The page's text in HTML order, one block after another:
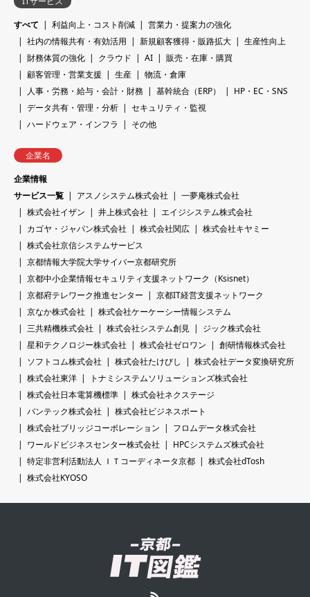
すべて
利益向上・コスト削減
営業力・提案力の強化
社内の情報共有・有効活用
新規顧客獲得・販路拡大
生産性向上
財務体質の強化
クラウド AI
販売・在庫・購買
顧客管理・営業支援
生産
物流・倉庫
人事・労務・給与・会計・財務
基幹統合（ERP）
HP・EC・SNS
データ共有・管理・分析
セキュリティ・監視
ハードウェア・インフラ
その他
企業名
企業情報
サービス一覧
アスノシステム株式会社
一夢庵株式会社
株式会社イザン
井上株式会社
エイジシステム株式会社
カゴヤ・ジャパン株式会社
株式会社関広
株式会社キヤミー
株式会社京信システムサービス
京都情報大学院大学サイバー京都研究所
京都中小企業情報セキュリティ支援ネットワーク（Ksisnet）
京都府テレワーク推進センター
京都IT経営支援ネットワーク
京なか株式会社
株式会社ケーケーシー情報システム
三共精機株式会社
株式会社システム創見
ジック株式会社
星和テクノロジー株式会社
株式会社ゼロワン
創研情報株式会社
ソフトコム株式会社
株式会社たけびし
株式会社データ変換研究所
株式会社東洋
トナミシステムソリューションズ株式会社
株式会社日本電算機標準
株式会社ネクステージ
バンテック株式会社
株式会社ビジネスポート
株式会社ブリッジコーポレーション
フロムデータ株式会社
ワールドビジネスセンター株式会社
HPCシステムズ株式会社
特定非営利活動法人 ＩＴコーディネータ京都
株式会社dTosh
株式会社KYOSO